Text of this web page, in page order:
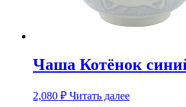
Чаша Котёнок
2,080 ₽ Читать далее